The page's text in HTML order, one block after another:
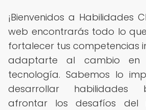
¡Bienvenidos a Habilidades
web encontrarás todo lo
fortalecer tus competencias
adaptarte al cambio
tecnología. Sabemos lo
desarrollar habilidades
afrontar los desafíos del